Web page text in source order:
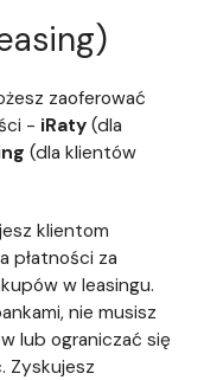
zaoferować
- iRaty (dla
(dla klientów
klientom
płatności za
w leasingu.
nie musisz
lub ograniczać się
Zyskujesz